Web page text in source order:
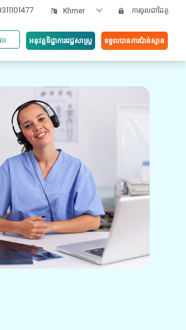
Khmer ការចូលជាដៃគូ
អនុវត្តទិដ្ឋាការវេជ្ជសាស្រ្ត ទទួលបានការប៉ាន់ស្មាន